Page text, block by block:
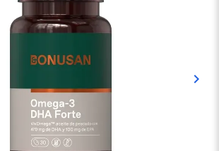
keyboard_arrow_right